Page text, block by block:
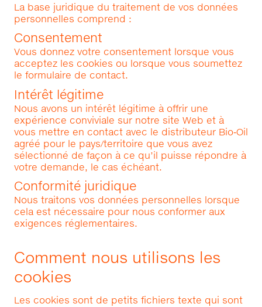
La base juridique du traitement de vos données
personnelles comprend :
Consentement
Vous donnez votre consentement lorsque vous
acceptez les cookies ou lorsque vous soumettez
le formulaire de contact.
Intérêt légitime
Nous avons un intérêt légitime à offrir une
expérience conviviale sur notre site Web et à
vous mettre en contact avec le distributeur Bio‑Oil
agréé pour le pays/territoire que vous avez
sélectionné de façon à ce qu’il puisse répondre à
votre demande, le cas échéant.
Conformité juridique
Nous traitons vos données personnelles lorsque
cela est nécessaire pour nous conformer aux
exigences réglementaires.
Comment nous utilisons les
cookies
Les cookies sont de petits fichiers texte qui sont